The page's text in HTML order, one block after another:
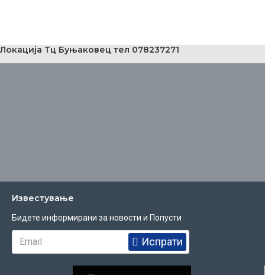
Локација Тц Буњаковец тел 078237271
Известувањe
Бидете информирани за новости и Попусти
Испрати